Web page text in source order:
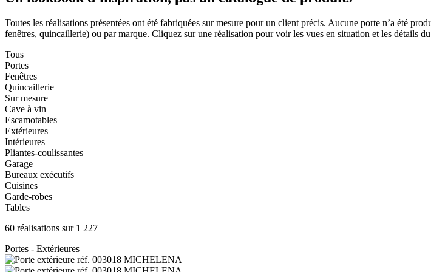
Toutes les réalisations présentées ont été fabriquées sur mesure pour un client précis. Aucune porte n’a été
fenêtres, quincaillerie) ou par marque. Cliquez sur une réalisation pour voir les vues en situation et les détails
Tous
Portes
Fenêtres
Quincaillerie
Sur mesure
Cave à vin
Escamotables
Extérieures
Intérieures
Pliantes-coulissantes
Garage
Bureaux exécutifs
Cuisines
Garde-robes
Tables
60 réalisations sur 1 227
Portes - Extérieures